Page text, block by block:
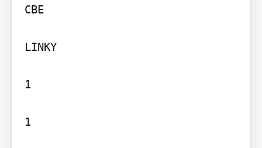
CBE
LINKY
1
1